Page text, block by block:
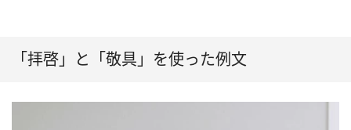
「拝啓」と「敬具」を使った例文